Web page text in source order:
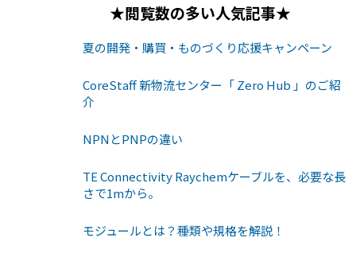
★閲覧数の多い人気記事★
夏の開発・購買・ものづくり応援キャンペーン
CoreStaff 新物流センター「 Zero Hub 」のご紹
介
NPNとPNPの違い
TE Connectivity Raychemケーブルを、必要な長
さで1mから。
モジュールとは？種類や規格を解説！